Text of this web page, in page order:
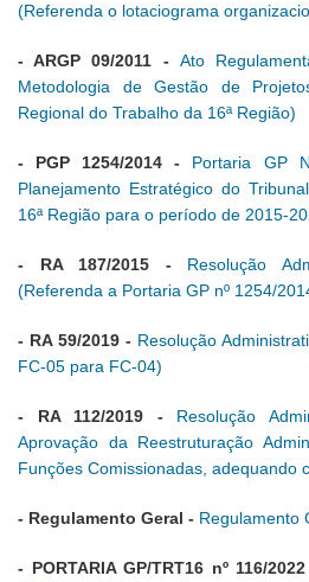
(Referenda o lotaciograma
- ARGP 09/2011 - Ato
Metodologia de Gestão de
Regional do Trabalho da 16ª Região)
- PGP 1254/2014 - Portaria GP
Planejamento Estratégico do
16ª Região para o período de 2015-
- RA 187/2015 - Resolução
(Referenda a Portaria GP nº 1254/
- RA 59/2019 - Resolução
FC-05 para FC-04)
- RA 112/2019 -
Resolução
Aprovação da Reestruturação
Funções Comissionadas, adequando
- Regulamento Geral - Regulamento
- PORTARIA GP/TRT16 nº 116/